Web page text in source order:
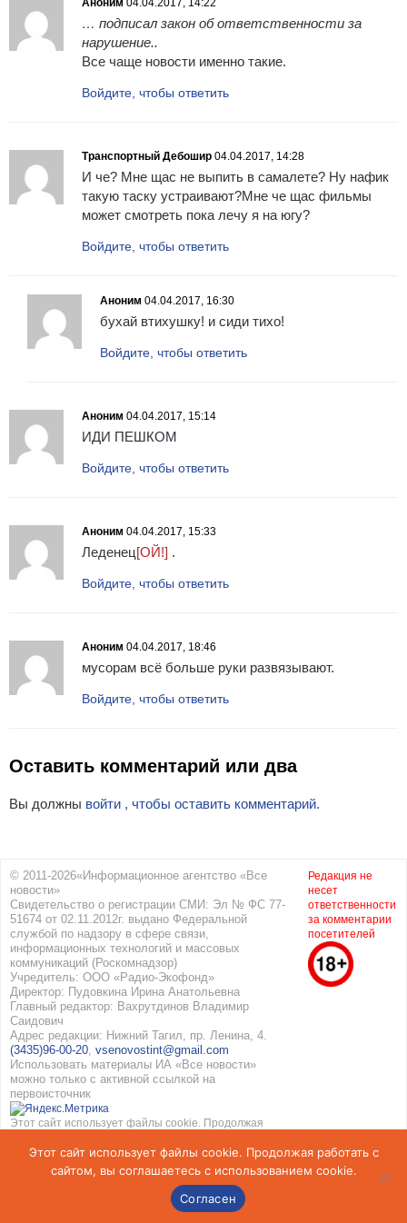
Аноним 04.04.2017, 14:22
… подписал закон об ответственности за
нарушение..
Все чаще новости именно такие.
Войдите, чтобы ответить
Транспортный Дебошир 04.04.2017, 14:28
И че? Мне щас не выпить в самалете? Ну нафик
такую таску устраивают?Мне че щас фильмы
может смотреть пока лечу я на югу?
Войдите, чтобы ответить
Аноним 04.04.2017, 16:30
бухай втихушку! и сиди тихо!
Войдите, чтобы ответить
Аноним 04.04.2017, 15:14
ИДИ ПЕШКОМ
Войдите, чтобы ответить
Аноним 04.04.2017, 15:33
Леденец[ОЙ!] .
Войдите, чтобы ответить
Аноним 04.04.2017, 18:46
мусорам всё больше руки развязывают.
Войдите, чтобы ответить
Оставить комментарий или два
Вы должны войти , чтобы оставить комментарий.
© 2011-2026«Информационное агентство «Все
новости»
Свидетельство о регистрации СМИ: Эл № ФС 77-
51674 от 02.11.2012г. выдано Федеральной
службой по надзору в сфере связи,
информационных технологий и массовых
коммуникаций (Роскомнадзор)
Учредитель: ООО «Радио-Экофонд»
Директор: Пудовкина Ирина Анатольевна
Главный редактор: Вахрутдинов Владимир
Саидович
Адрес редакции: Нижний Тагил, пр. Ленина, 4.
(3435)96-00-20, vsenovostint@gmail.com
Использовать материалы ИА «Все новости»
можно только с активной ссылкой на
первоисточник
Этот сайт использует файлы cookie. Продолжая
использованием cookie. Подробнее вПолитике
конфиденциальностииСоглашение об обработке
персональных данных
Редакция не
несет
ответственности
за комментарии
посетителей
Этот сайт использует файлы cookie. Продолжая работать с
сайтом, вы соглашаетесь с использованием cookie.
Согласен